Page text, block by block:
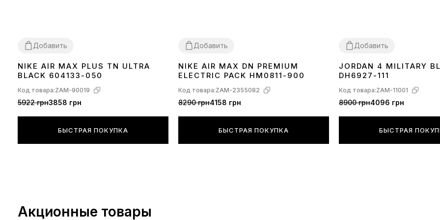
Измерить
кроссовок:
Не
допустить
Помните -
женщинам
Добавить
3637 38 39 404142 434445
NIKE AIR MAX PLUS TN ULTRA
BLACK 604133-050
Код товара:ZAM-90019
5922 грн3858 грн
БЫСТРАЯ ПОКУПКА
Добавить
3637 38 39 404142 434445
NIKE AIR MAX DN PREMIUM
ELECTRIC PACK HM0811-900
Код товара:ZAM-2355082
8290 грн4158 грн
БЫСТРАЯ ПОКУПКА
Добавить
363738394041424344
JORDAN 4 MILITARY
DH6927-111
Код товара:ZAM-11001
8900 грн4096 грн
БЫСТРАЯ
Акционные товары